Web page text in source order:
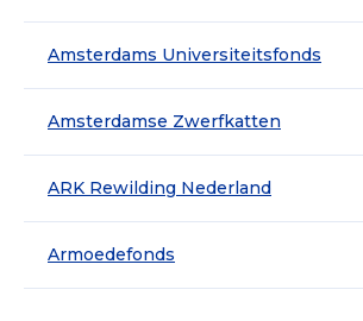
Amsterdams Universiteitsfonds
Amsterdamse Zwerfkatten
ARK Rewilding Nederland
Armoedefonds